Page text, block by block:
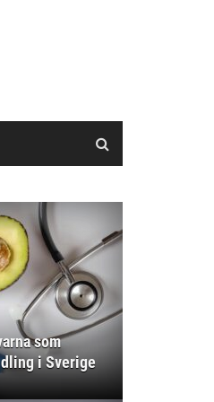
som
i Sverige